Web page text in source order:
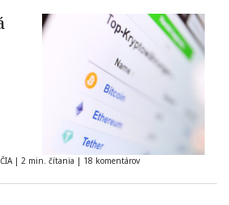
| 2 min. čítania | 18 komentárov